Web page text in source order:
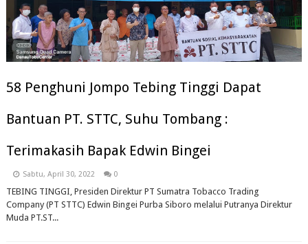
58 Penghuni Jompo Tebing Tinggi Dapat
Bantuan PT. STTC, Suhu Tombang :
Terimakasih Bapak Edwin Bingei
Sabtu, April 30, 2022 0
TEBING TINGGI, Presiden Direktur PT Sumatra Tobacco Trading
Company (PT STTC) Edwin Bingei Purba Siboro melalui Putranya Direktur
Muda PT.ST...